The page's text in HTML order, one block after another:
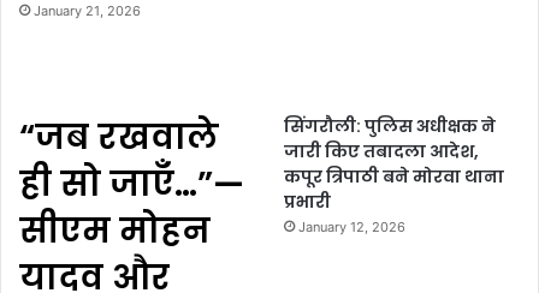
January 21, 2026
“जब रखवाले
ही सो जाएँ…”—
सीएम मोहन
यादव और
सिंगरौली: पुलिस अधीक्षक ने
जारी किए तबादला आदेश,
कपूर त्रिपाठी बने मोरवा थाना
प्रभारी
January 12, 2026